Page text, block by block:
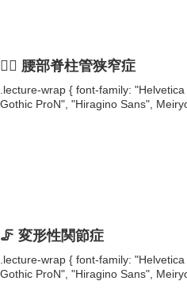
🚶‍♂️ 腰部脊柱管狭窄症
.lecture-wrap { font-family:
Gothic ProN", "Hiragino Sans",
🦵 変形性関節症
.lecture-wrap { font-family:
Gothic ProN", "Hiragino Sans",